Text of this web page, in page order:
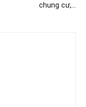
chung cư,…